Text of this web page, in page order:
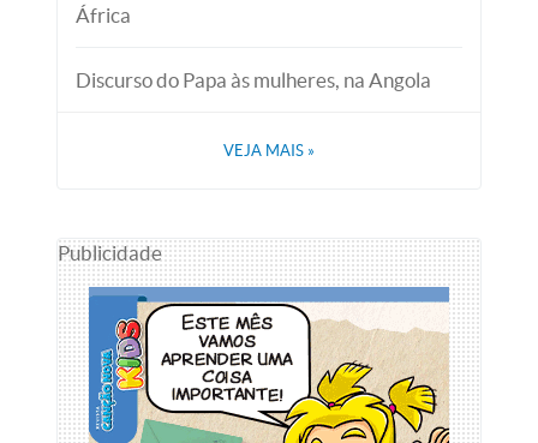
África
Discurso do Papa às mulheres, na Angola
VEJA MAIS »
Publicidade